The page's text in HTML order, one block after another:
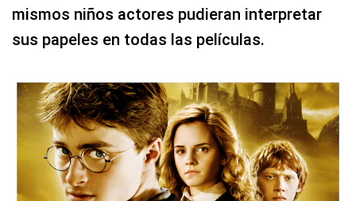
mismos niños actores pudieran interpretar
sus papeles en todas las películas.